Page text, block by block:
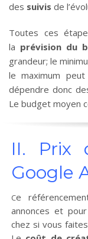
des suivis de
Toutes ces
la prévision du
grandeur; le
le maximum
dépendre donc
Le budget moyen
II. Prix
Google
Ce
annonces et
chez si vous